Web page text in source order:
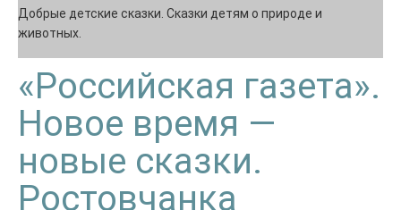
Добрые детские сказки. Сказки детям о природе и
животных.
«Российская газета».
Новое время —
новые сказки.
Ростовчанка